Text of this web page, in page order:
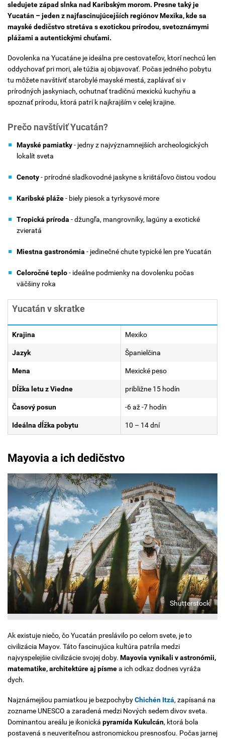
sledujete západ slnka nad Karibským morom. Presne taký je
Yucatán – jeden z najfascinujúcejších regiónov Mexika, kde sa
mayské dedičstvo stretáva s exotickou prírodou, svetoznámymi
plážami a autentickými chuťami.
Dovolenka na Yucatáne je ideálna pre cestovateľov, ktorí nechcú len
oddychovať pri mori, ale túžia aj objavovať. Počas jedného pobytu
tu môžete navštíviť starobylé mayské mestá, zaplávať si v
prírodných jaskyniach, ochutnať tradičnú mexickú kuchyňu a
spoznať prírodu, ktorá patrí k najkrajším v celej krajine.
Prečo navštíviť Yucatán?
Mayské pamiatky- jedny z najvýznamnejších archeologických
lokalít sveta
Cenoty- prírodné sladkovodné jaskyne s krištáľovo čistou vodou
Karibské pláže- biely piesok a tyrkysové more
Tropická príroda - džungľa, mangrovníky, lagúny a exotické
zvieratá
Miestna gastronómia - jedinečné chute typické len pre Yucatán
Celoročné teplo- ideálne podmienky na dovolenku počas
väčšiny roka
Yucatán v skratke
Krajina Mexiko
Jazyk Španielčina
Mena Mexické peso
Dĺžka letu z Viedne približne 15 hodín
Časový posun -6 až -7 hodín
Ideálna dĺžka pobytu 10 – 14 dní
Mayovia a ich dedičstvo
Shutterstock
Ak existuje niečo, čo Yucatán preslávilo po celom svete, je to
civilizácia Mayov. Táto fascinujúca kultúra patrila medzi
najvyspelejšie civilizácie svojej doby. Mayovia vynikali v astronómii,
matematike, architektúre aj písmea ich odkaz dodnes vyráža
dych.
Najznámejšou pamiatkou je bezpochybyChichén Itzá, zapísaná na
zozname UNESCO a zaradená medzi Nových sedem divov sveta.
Dominantou areálu je ikonická pyramída Kukulcán, ktorá bola
postavená s neuveriteľnou astronomickou presnosťou. Počas jarnej